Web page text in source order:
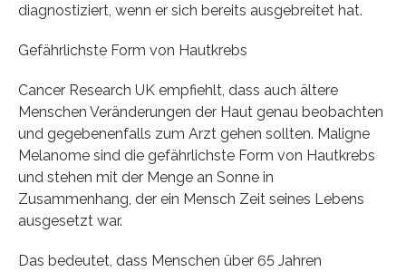
diagnostiziert, wenn er sich bereits ausgebreitet hat.
Gefährlichste Form von Hautkrebs
Cancer Research UK empfiehlt, dass auch ältere
Menschen Veränderungen der Haut genau beobachten
und gegebenenfalls zum Arzt gehen sollten. Maligne
Melanome sind die gefährlichste Form von Hautkrebs
und stehen mit der Menge an Sonne in
Zusammenhang, der ein Mensch Zeit seines Lebens
ausgesetzt war.
Das bedeutet, dass Menschen über 65 Jahren